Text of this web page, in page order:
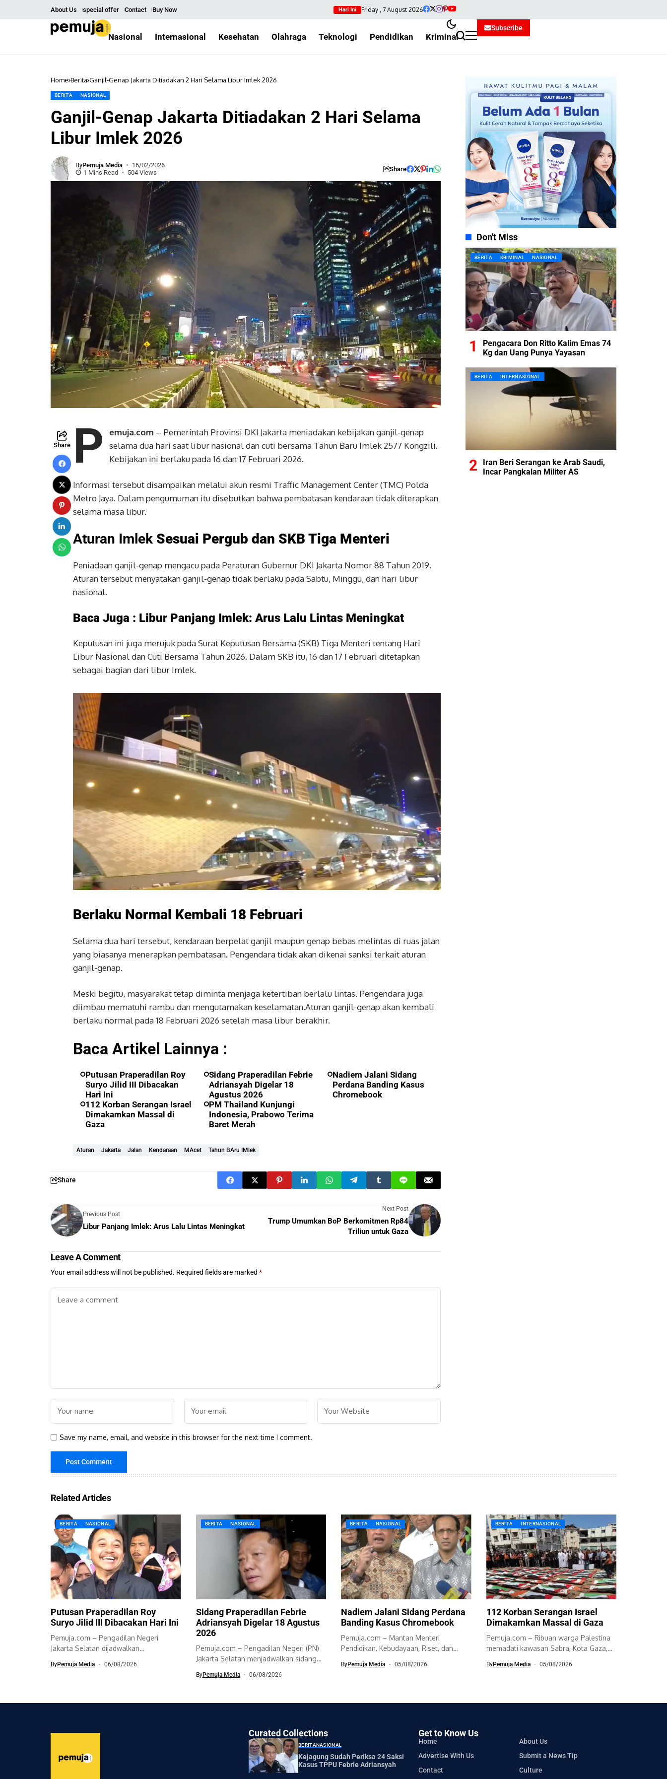
About Us special offer Contact Buy Now Hari Ini Friday , 7 August 2026
Nasional Internasional Kesehatan Olahraga Teknologi Pendidikan Kriminal
Subscribe
Home Berita Ganjil-Genap Jakarta Ditiadakan 2 Hari Selama Libur Imlek 2026
BERITA NASIONAL
Ganjil-Genap Jakarta Ditiadakan 2 Hari Selama
Libur Imlek 2026
ByPemuja Media
16/02/2026
1 Mins Read
504 Views Share
Share P emuja.com – Pemerintah Provinsi DKI Jakarta meniadakan kebijakan ganjil-genap
selama dua hari saat libur nasional dan cuti bersama Tahun Baru Imlek 2577 Kongzili.
Kebijakan ini berlaku pada 16 dan 17 Februari 2026.
Informasi tersebut disampaikan melalui akun resmi Traffic Management Center (TMC) Polda
Metro Jaya. Dalam pengumuman itu disebutkan bahwa pembatasan kendaraan tidak diterapkan
selama masa libur.
Aturan Imlek Sesuai Pergub dan SKB Tiga Menteri
Peniadaan ganjil-genap mengacu pada Peraturan Gubernur DKI Jakarta Nomor 88 Tahun 2019.
Aturan tersebut menyatakan ganjil-genap tidak berlaku pada Sabtu, Minggu, dan hari libur
nasional.
Baca Juga : Libur Panjang Imlek: Arus Lalu Lintas Meningkat
Keputusan ini juga merujuk pada Surat Keputusan Bersama (SKB) Tiga Menteri tentang Hari
Libur Nasional dan Cuti Bersama Tahun 2026. Dalam SKB itu, 16 dan 17 Februari ditetapkan
sebagai bagian dari libur Imlek.
Berlaku Normal Kembali 18 Februari
Selama dua hari tersebut, kendaraan berpelat ganjil maupun genap bebas melintas di ruas jalan
yang biasanya menerapkan pembatasan. Pengendara tidak akan dikenai sanksi terkait aturan
ganjil-genap.
Meski begitu, masyarakat tetap diminta menjaga ketertiban berlalu lintas. Pengendara juga
diimbau mematuhi rambu dan mengutamakan keselamatan.Aturan ganjil-genap akan kembali
berlaku normal pada 18 Februari 2026 setelah masa libur berakhir.
Baca Artikel Lainnya :
Putusan Praperadilan Roy
Suryo Jilid III Dibacakan
Hari Ini
Sidang Praperadilan Febrie
Adriansyah Digelar 18
Agustus 2026
Nadiem Jalani Sidang
Perdana Banding Kasus
Chromebook
112 Korban Serangan Israel
Dimakamkan Massal di
Gaza
PM Thailand Kunjungi
Indonesia, Prabowo Terima
Baret Merah
Aturan Jakarta Jalan Kendaraan MAcet Tahun BAru IMlek
Share
Previous Post
Libur Panjang Imlek: Arus Lalu Lintas Meningkat
Next Post
Trump Umumkan BoP Berkomitmen Rp84
Triliun untuk Gaza
Leave A Comment
Your email address will not be published. Required fields are marked *
Save my name, email, and website in this browser for the next time I comment.
Don't Miss
BERITA KRIMINAL NASIONAL
Pengacara Don Ritto Kalim Emas 74
Kg dan Uang Punya Yayasan
BERITA INTERNASIONAL
Iran Beri Serangan ke Arab Saudi,
Incar Pangkalan Militer AS
Related Articles
BERITA NASIONAL
Putusan Praperadilan Roy
Suryo Jilid III Dibacakan Hari Ini
Pemuja.com – Pengadilan Negeri
Jakarta Selatan dijadwalkan
praperadilan jilid...
ByPemuja Media 06/08/2026
BERITA NASIONAL
Sidang Praperadilan Febrie
Adriansyah Digelar 18 Agustus
2026
Pemuja.com – Pengadilan Negeri (PN)
Jakarta Selatan menjadwalkan sidang
ByPemuja Media 06/08/2026
BERITA NASIONAL
Nadiem Jalani Sidang Perdana
Banding Kasus Chromebook
Pemuja.com – Mantan Menteri
Pendidikan, Kebudayaan, Riset, dan
Makarim,...
ByPemuja Media 05/08/2026
BERITA INTERNASIONAL
112 Korban Serangan Israel
Dimakamkan Massal di Gaza
Pemuja.com – Ribuan warga Palestina
memadati kawasan Sabra, Kota Gaza,
ByPemuja Media 05/08/2026
Curated Collections
BERITANASIONAL
Kejagung Sudah Periksa 24 Saksi
Kasus TPPU Febrie Adriansyah
Get to Know Us
Home
About Us
Advertise With Us
Submit a News Tip
Contact
Culture